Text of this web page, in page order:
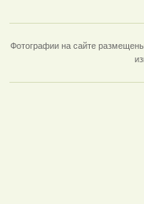
Фотографии на сайте